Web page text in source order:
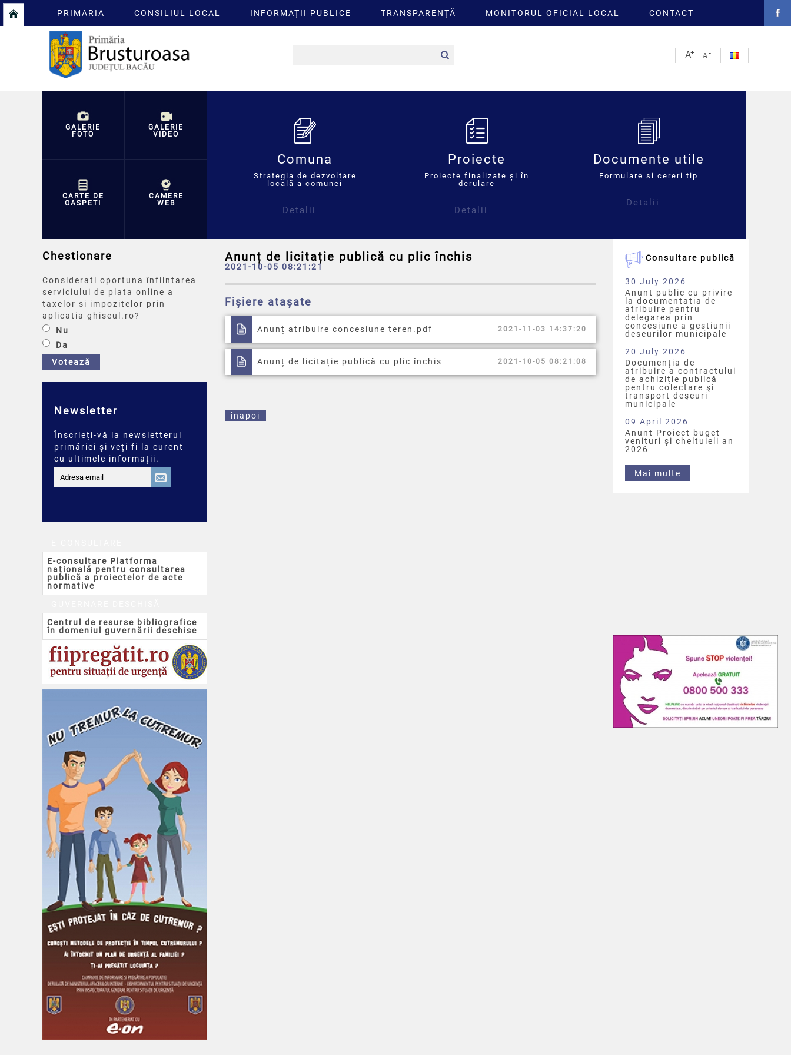
PRIMARIA CONSILIUL LOCAL INFORMAȚII PUBLICE TRANSPARENȚĂ MONITORUL OFICIAL LOCAL CONTACT
GALERIE
FOTO
GALERIE
VIDEO
CARTE DE
OASPETI
CAMERE
WEB
Comuna
Strategia de dezvoltare
locală a comunei
Detalii
Proiecte
Proiecte finalizate și în
derulare
Detalii
Documente utile
Formulare si cereri tip
Detalii
Anunț de licitație publică cu plic închis
2021-10-05 08:21:21
Fișiere atașate
Anunț atribuire concesiune teren.pdf 2021-11-03 14:37:20
Anunț de licitație publică cu plic închis 2021-10-05 08:21:08
înapoi
Consultare publică
30 July 2026
Anunt public cu privire
la documentatia de
atribuire pentru
delegarea prin
concesiune a gestiunii
deseurilor municipale
20 July 2026
Documenția de
atribuire a contractului
de achiziție publică
pentru colectare şi
transport deşeuri
municipale
09 April 2026
Anunt Proiect buget
venituri și cheltuieli an
2026
Mai multe
Chestionare
Considerati oportuna înfiintarea
serviciului de plata online a
taxelor si impozitelor prin
aplicatia ghiseul.ro?
Nu
Da
Votează
Newsletter
Înscrieți-vă la newsletterul
primăriei și veți fi la curent
cu ultimele informații.
E-consultare Platforma
națională pentru consultarea
publică a proiectelor de acte
normative
Centrul de resurse bibliografice
în domeniul guvernării deschise